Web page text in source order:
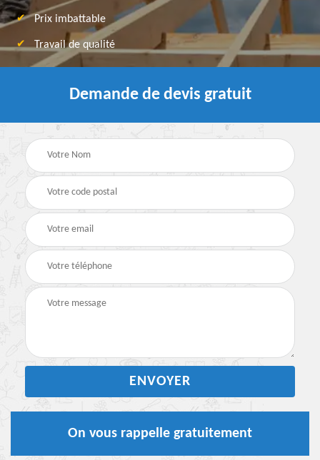
Prix imbattable
Travail de qualité
Demande de devis gratuit
On vous rappelle gratuitement